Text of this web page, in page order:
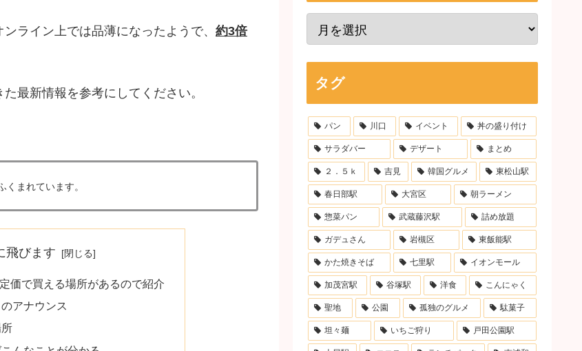
ライン上では品薄になったようで、 約3倍
最新情報を参考にしてください。
くまれています。
飛びます
価で買える場所があるので紹介
アナウンス
タグ
パン 川口 イベント 丼の盛り付け
サラダバー デザート まとめ
２．５ｋ 吉見 韓国グルメ 東松山駅
春日部駅 大宮区 朝ラーメン
惣菜パン 武蔵藤沢駅 詰め放題
ガデュさん 岩槻区 東飯能駅
かた焼きそば 七里駅 イオンモール
加茂宮駅 谷塚駅 洋食 こんにゃく
聖地 公園 孤独のグルメ 駄菓子
坦々麺 いちご狩り 戸田公園駅